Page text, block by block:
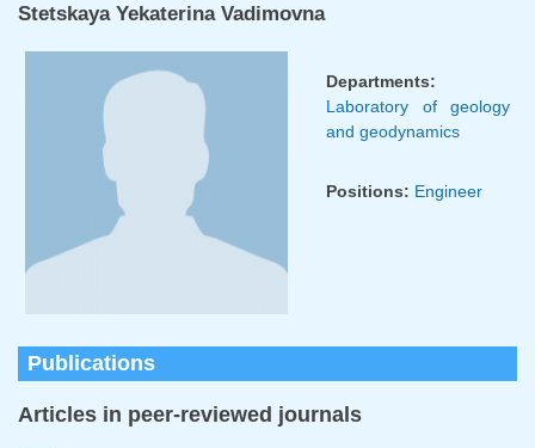
Stetskaya Yekaterina Vadimovna
Departments:
Laboratory of geology
and geodynamics
Positions: Engineer
Publications
Articles in peer-reviewed journals